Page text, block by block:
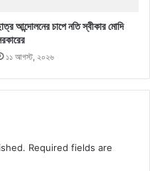
আন্দোলনের চাপে নতি স্বীকার মোদি
১১ আগস্ট, ২০২৬
Required fields are